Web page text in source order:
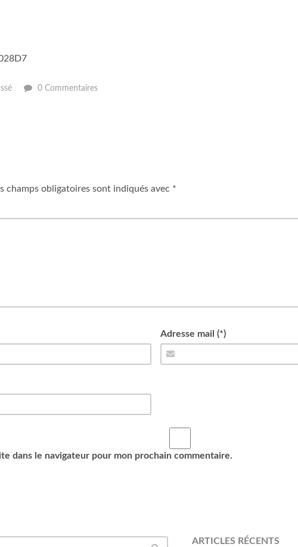
0 Commentaires
champs obligatoires sont indiqués avec *
Adresse mail (*)
dans le navigateur pour mon prochain commentaire.
ARTICLES RÉCENTS